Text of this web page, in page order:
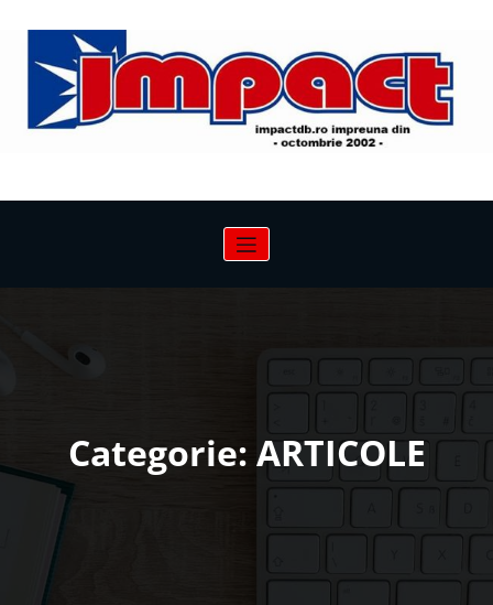
conținut
Categorie: ARTICOLE